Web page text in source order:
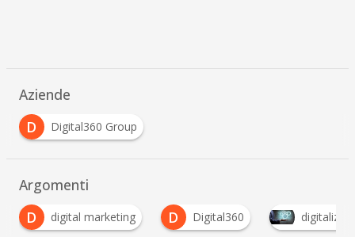
Aziende
D
Digital360 Group
Argomenti
D
Digital360 digitalizzazione P
piattaforma